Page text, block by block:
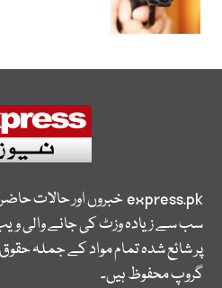
express.pkخبروں اور حالات
سب سے زیادہ وزٹ کی جانے والی
پر شائع شدہ تمام مواد کے جملہ
گروپ محفوظ ہیں۔